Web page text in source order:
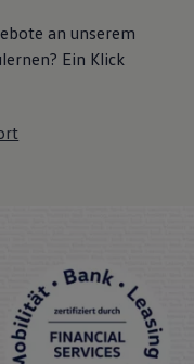
an unserem
Ein Klick